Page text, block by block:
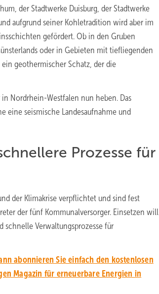
der Stadtwerke Duisburg, der Stadtwerke
aufgrund seiner Kohletradition wird aber im
gefördert. Ob in den Gruben
oder in Gebieten mit tiefliegenden
geothermischer Schatz, der die
Nordrhein-Westfalen nun heben. Das
eine seismische Landesaufnahme und
Prozesse für
der Klimakrise verpflichtet und sind fest
der fünf Kommunalversorger. Einsetzen will
schnelle Verwaltungsprozesse für
abonnieren Sie einfach den kostenlosen
Magazin für erneuerbare Energien in